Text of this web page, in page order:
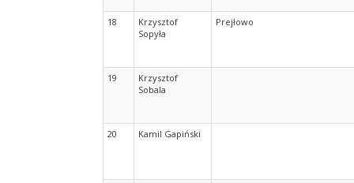
18
Krzysztof
Sopyła
Prejłowo
19
Krzysztof
Sobala
20 Kamil Gapiński